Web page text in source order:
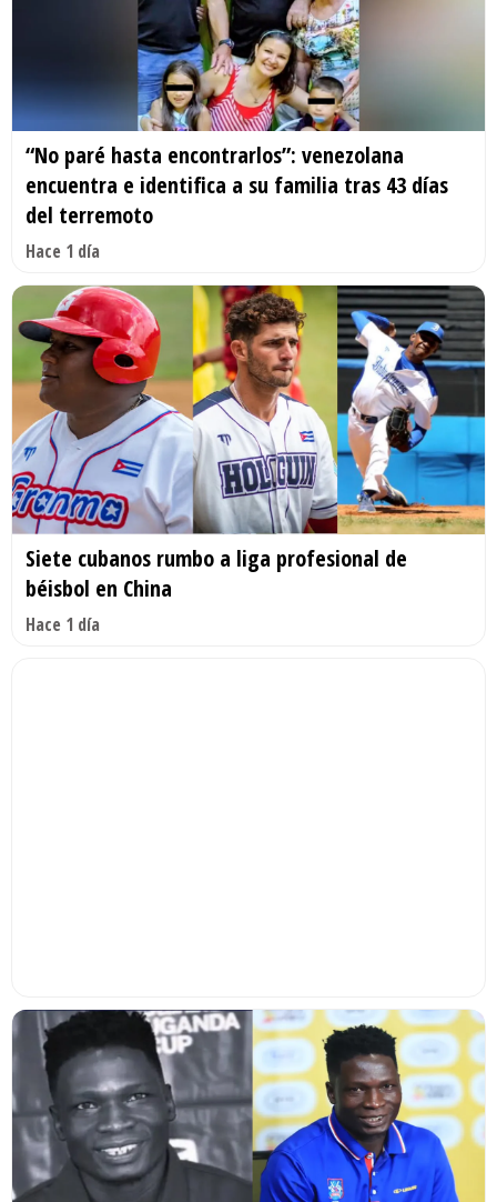
“No paré hasta encontrarlos”: venezolana
encuentra e identifica a su familia tras 43 días
del terremoto
Hace 1 día
Siete cubanos rumbo a liga profesional de
béisbol en China
Hace 1 día